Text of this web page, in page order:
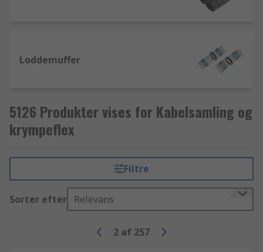
Loddemuffer
5126 Produkter vises for Kabelsamling og
krympeflex
Filtre
Sorter efter Relevans
2 af 257